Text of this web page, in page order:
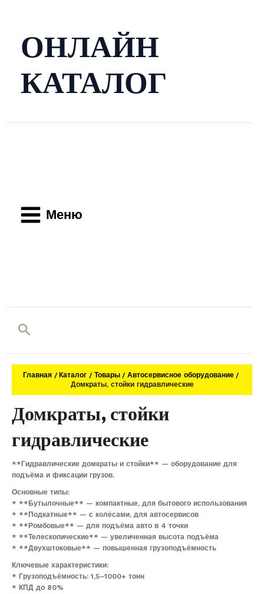
ОНЛАЙН
КАТАЛОГ
Меню
Поиск
Главная Каталог Товары
Автосервисное оборудование
Домкраты, стойки гидравлические
Домкраты, стойки
гидравлические
**Гидравлические домкраты и стойки** — оборудование для
подъёма и фиксации грузов.
Основные типы:
* **Бутылочные** — компактные, для бытового использования
* **Подкатные** — с колёсами, для автосервисов
* **Ромбовые** — для подъёма авто в 4 точки
* **Телескопические** — увеличенная высота подъёма
* **Двухштоковые** — повышенная грузоподъёмность
Ключевые характеристики:
* Грузоподъёмность: 1,5–1000+ тонн
* КПД до 80%